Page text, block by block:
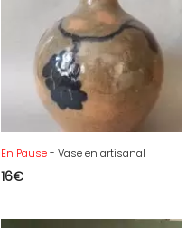
En Pause- Vase en artisanal
16€